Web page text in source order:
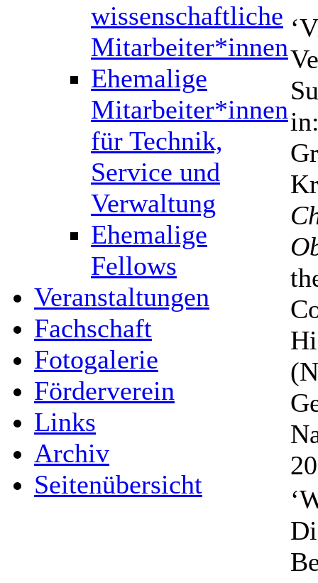
wissenschaftliche
Mitarbeiter*innen
Ehemalige
Mitarbeiter*innen
für Technik,
Service und
Verwaltung
Ehemalige
Fellows
Veranstaltungen
Fachschaft
Fotogalerie
Förderverein
Links
Archiv
Seitenübersicht